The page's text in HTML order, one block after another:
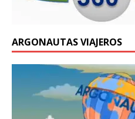
ARGONAUTAS VIAJEROS